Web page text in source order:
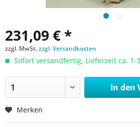
231,09 € *
zzgl. MwSt.zzgl. Versandkosten
Sofort versandfertig, Lieferzeit ca. 1-
In den
Merken